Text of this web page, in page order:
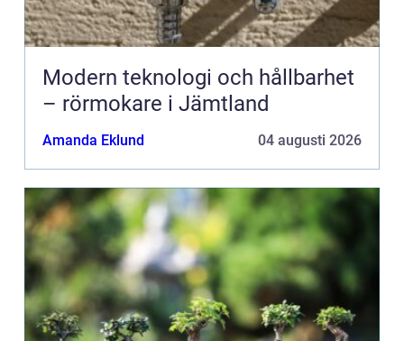
Modern teknologi och hållbarhet
– rörmokare i Jämtland
Amanda Eklund 04 augusti 2026